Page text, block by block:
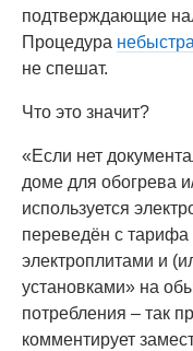
подтверждающие
Процедура
не спешат.
Что это значит?
«Если нет
доме для обогрева
используется
переведён с
электроплитами и
установками» на
потребления – так
комментирует